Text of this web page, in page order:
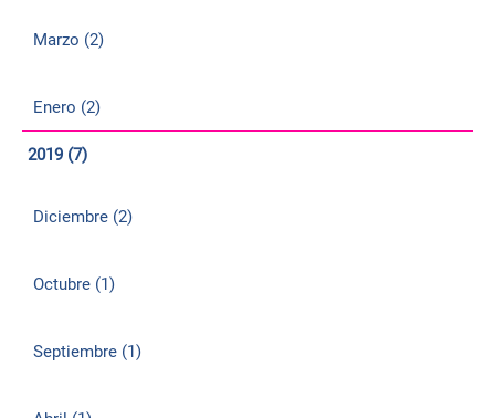
Marzo (2)
Enero (2)
2019 (7)
Diciembre (2)
Octubre (1)
Septiembre (1)